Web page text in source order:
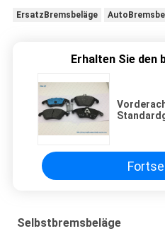
ErsatzBremsbeläge
Erhalten Sie den
Selbstbremsbeläge